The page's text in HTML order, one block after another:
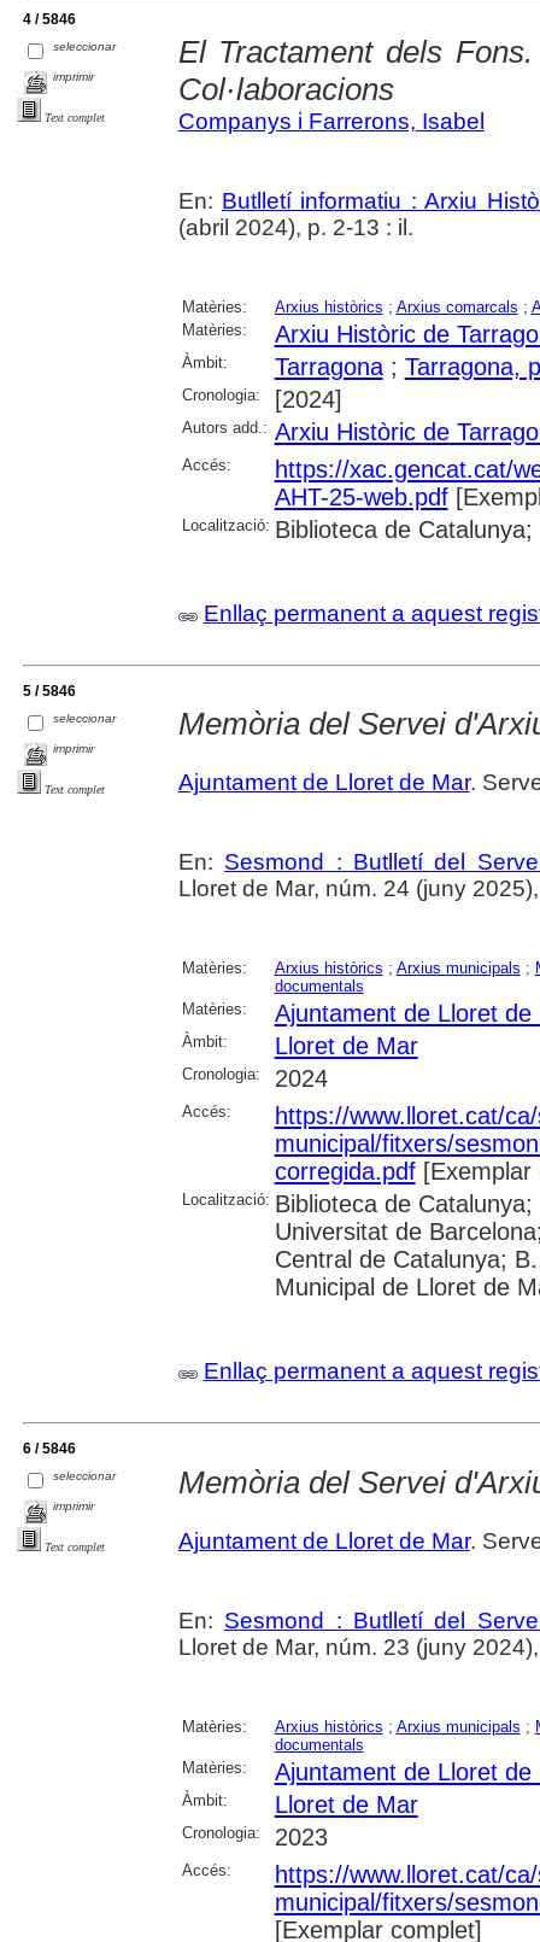
4 / 5846
seleccionar
imprimir
Text complet
El Tractament dels
Col·laboracions
Companys i Farrerons, Isabel
En: Butlletí informatiu : Arxiu
(abril 2024), p. 2-13 : il.
Matèries: Arxius històrics ; Arxius comarcals ;
Matèries:
Arxiu Històric de
Àmbit: Tarragona; Tarragona,
Cronologia: [2024]
Autors add.: Arxiu Històric de
Accés:
https://xac.gencat.cat/
AHT-25-web.pdf
Localització: Biblioteca de
Enllaç permanent a aquest
5 / 5846
seleccionar
imprimir
Text complet
Memòria del Servei
Ajuntament de Lloret de Mar.
En: Sesmond : Butlletí del
Lloret de Mar, núm. 24 (juny
Matèries: Arxius històrics ; Arxius municipals ;
documentals
Matèries:
Ajuntament de Lloret de
Àmbit: Lloret de Mar
Cronologia: 2024
Accés:
https://www.lloret.cat/
municipal/fitxers/
corregida.pdf[Exemplar
Localització: Biblioteca de
Universitat de
Central de Catalunya;
Municipal de Lloret de
Enllaç permanent a aquest
6 / 5846
seleccionar
imprimir
Text complet
Memòria del Servei
Ajuntament de Lloret de Mar.
En: Sesmond : Butlletí del
Lloret de Mar, núm. 23 (juny
Matèries: Arxius històrics ; Arxius municipals ;
documentals
Matèries:
Ajuntament de Lloret de
Àmbit: Lloret de Mar
Cronologia: 2023
Accés:
https://www.lloret.cat/
municipal/fitxers/
[Exemplar complet]